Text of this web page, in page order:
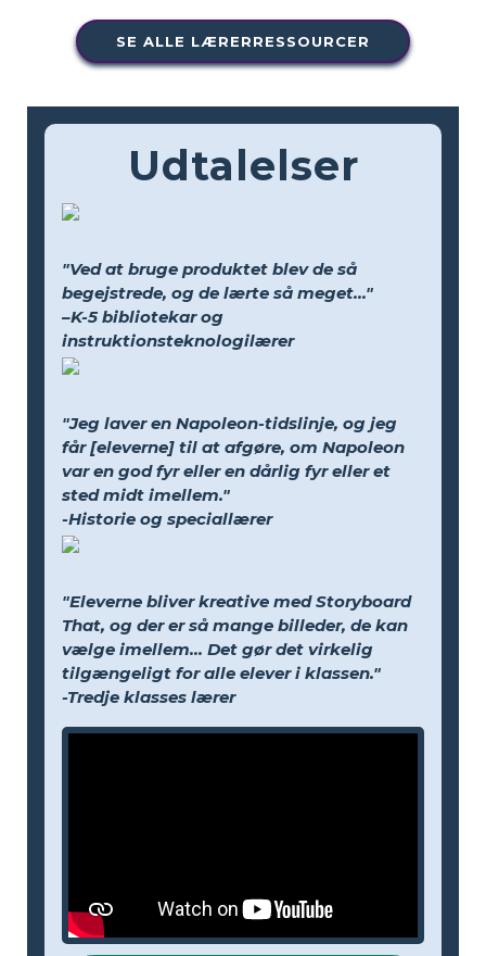
SE ALLE LÆRERRESSOURCER
Udtalelser
"Ved at bruge produktet blev de så
begejstrede, og de lærte så meget..."
–K-5 bibliotekar og
instruktionsteknologilærer
"Jeg laver en Napoleon-tidslinje, og jeg
får [eleverne] til at afgøre, om Napoleon
var en god fyr eller en dårlig fyr eller et
sted midt imellem."
-Historie og speciallærer
"Eleverne bliver kreative med Storyboard
That, og der er så mange billeder, de kan
vælge imellem... Det gør det virkelig
tilgængeligt for alle elever i klassen."
-Tredje klasses lærer